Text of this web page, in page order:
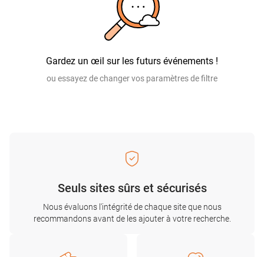
Gardez un œil sur les futurs événements !
ou essayez de changer vos paramètres de filtre
Seuls sites sûrs et sécurisés
Nous évaluons l'intégrité de chaque site que nous
recommandons avant de les ajouter à votre recherche.